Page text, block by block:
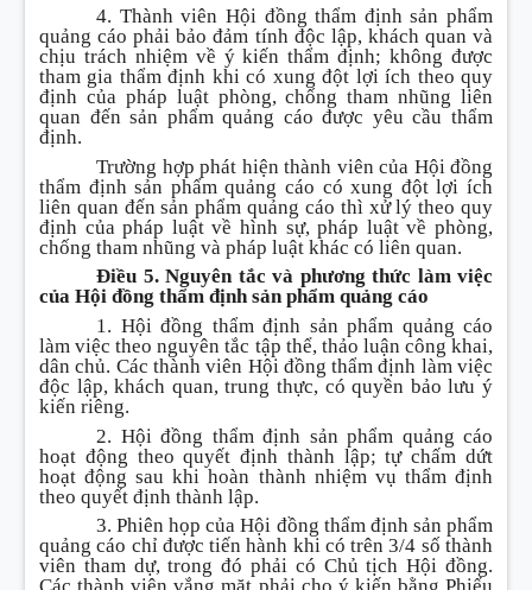
4. Thành viên Hội đồng thẩm định sản phẩm
quảng cáo phải bảo đảm tính độc lập, khách quan và
chịu trách nhiệm về ý kiến thẩm định; không được
tham gia thẩm định khi có xung đột lợi ích theo quy
định của pháp luật phòng, chống tham nhũng liên
quan đến sản phẩm quảng cáo được yêu cầu thẩm
định.
Trường hợp phát hiện thành viên của Hội đồng
thẩm định sản phẩm quảng cáo có xung đột lợi ích
liên quan đến sản phẩm quảng cáo thì xử lý theo quy
định của pháp luật về hình sự, pháp luật về phòng,
chống tham nhũng và pháp luật khác có liên quan.
Điều 5. Nguyên tắc và phương thức làm việc
của Hội đồng thẩm định sản phẩm quảng cáo
1. Hội đồng thẩm định sản phẩm quảng cáo
làm việc theo nguyên tắc tập thể, thảo luận công khai,
dân chủ. Các thành viên Hội đồng thẩm định làm việc
độc lập, khách quan, trung thực, có quyền bảo lưu ý
kiến riêng.
2. Hội đồng thẩm định sản phẩm quảng cáo
hoạt động theo quyết định thành lập; tự chấm dứt
hoạt động sau khi hoàn thành nhiệm vụ thẩm định
theo quyết định thành lập.
3. Phiên họp của Hội đồng thẩm định sản phẩm
quảng cáo chỉ được tiến hành khi có trên 3/4 số thành
viên tham dự, trong đó phải có Chủ tịch Hội đồng.